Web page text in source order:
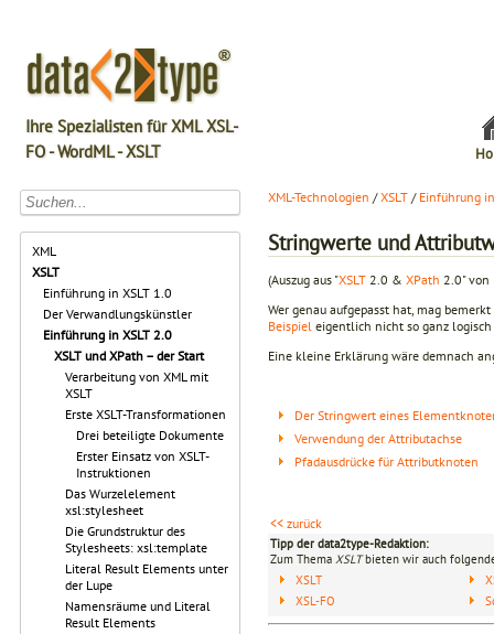
Ihre Spezialisten für XML XSL-
FO - WordML - XSLT
XML
XSLT
Einführung in XSLT 1.0
Der Verwandlungskünstler
Einführung in XSLT 2.0
XSLT und XPath – der Start
Verarbeitung von XML mit
XSLT
Erste XSLT-Transformationen
Drei beteiligte Dokumente
Erster Einsatz von XSLT-
Instruktionen
Das Wurzelelement
xsl:stylesheet
Die Grundstruktur des
Stylesheets: xsl:template
Literal Result Elements unter
der Lupe
Namensräume und Literal
Result Elements
XML-Technologien /XSLT / Einführung
Stringwerte und
(Auszug aus "XSLT 2.0 & XPath 2.0" von
Wer genau aufgepasst hat, mag
Beispiel eigentlich nicht so ganz
Eine kleine Erklärung wäre demnach
Der Stringwert eines
Verwendung der Attributachse
Pfadausdrücke für Attributknoten
<< zurück
Tipp der data2type-Redaktion:
Zum Thema XSLTbieten wir auch
XSLT
XSL-FO